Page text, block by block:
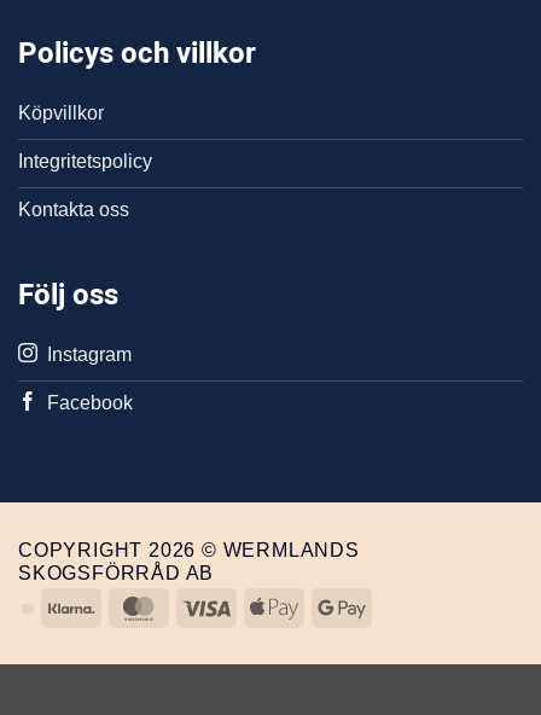
Policys och villkor
Köpvillkor
Integritetspolicy
Kontakta oss
Följ oss
Instagram
Facebook
COPYRIGHT 2026 © WERMLANDS
SKOGSFÖRRÅD AB
Klarna
MasterCard
Visa
Apple
Google